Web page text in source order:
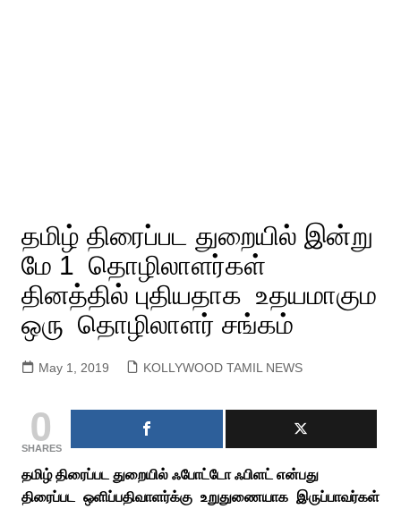
தமிழ் திரைப்பட துறையில் இன்று
மே 1 தொழிலாளர்கள்
தினத்தில் புதியதாக உதயமாகும
ஒரு தொழிலாளர் சங்கம்
May 1, 2019 KOLLYWOOD TAMIL NEWS
0
SHARES
தமிழ் திரைப்பட துறையில் ஃபோட்டோ ஃபிளட் என்பது
திரைப்பட ஒளிப்பதிவாளர்க்கு உறுதுணையாக இருப்பாவர்கள்